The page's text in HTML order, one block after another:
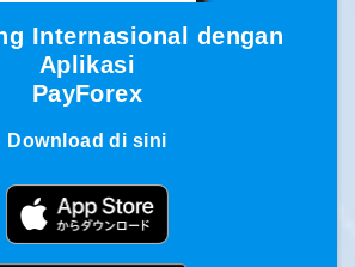
Internasional dengan
Aplikasi
PayForex
Download di sini